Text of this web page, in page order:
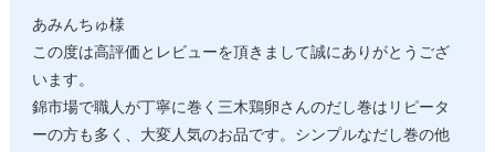
あみんちゅ様
この度は高評価とレビューを頂きまして誠にありがとうござ
います。
錦市場で職人が丁寧に巻く三木鶏卵さんのだし巻はリピータ
ーの方も多く、大変人気のお品です。シンプルなだし巻の他